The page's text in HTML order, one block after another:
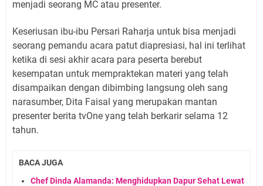
menjadi seorang MC atau presenter.
Keseriusan ibu-ibu Persari Raharja untuk bisa menjadi
seorang pemandu acara patut diapresiasi, hal ini terlihat
ketika di sesi akhir acara para peserta berebut
kesempatan untuk mempraktekan materi yang telah
disampaikan dengan dibimbing langsung oleh sang
narasumber, Dita Faisal yang merupakan mantan
presenter berita tvOne yang telah berkarir selama 12
tahun.
BACA JUGA
Chef Dinda Alamanda: Menghidupkan Dapur Sehat Lewat